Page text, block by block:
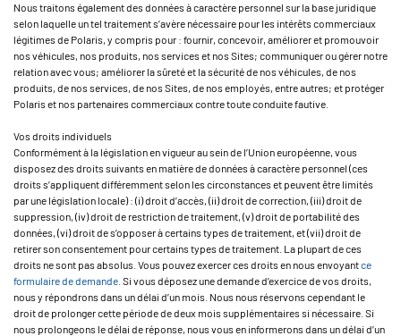
Nous traitons également des données à caractère personnel sur la base juridique
selon laquelle un tel traitement s’avère nécessaire pour les intérêts commerciaux
légitimes de Polaris, y compris pour : fournir, concevoir, améliorer et promouvoir
nos véhicules, nos produits, nos services et nos Sites; communiquer ou gérer notre
relation avec vous; améliorer la sûreté et la sécurité de nos véhicules, de nos
produits, de nos services, de nos Sites, de nos employés, entre autres; et protéger
Polaris et nos partenaires commerciaux contre toute conduite fautive.
Vos droits individuels
Conformément à la législation en vigueur au sein de l’Union européenne, vous
disposez des droits suivants en matière de données à caractère personnel (ces
droits s’appliquent différemment selon les circonstances et peuvent être limités
par une législation locale) : (i) droit d’accès, (ii) droit de correction, (iii) droit de
suppression, (iv) droit de restriction de traitement, (v) droit de portabilité des
données, (vi) droit de s’opposer à certains types de traitement, et (vii) droit de
retirer son consentement pour certains types de traitement. La plupart de ces
droits ne sont pas absolus. Vous pouvez exercer ces droits en nous envoyantce
formulaire de demande . Si vous déposez une demande d’exercice de vos droits,
nous y répondrons dans un délai d’un mois. Nous nous réservons cependant le
droit de prolonger cette période de deux mois supplémentaires si nécessaire. Si
nous prolongeons le délai de réponse, nous vous en informerons dans un délai d’un